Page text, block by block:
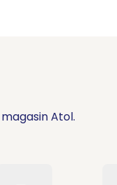
Atol.